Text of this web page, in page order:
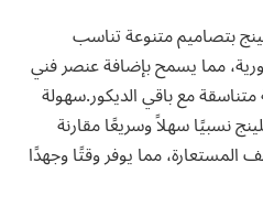
بتصاميم متنوعة تناسب
مما يسمح بإضافة عنصر فني
مع باقي الديكور.سهولة
نسبيًا سهلاً وسريعًا مقارنة
المستعارة، مما يوفر وقتًا وجهدًا